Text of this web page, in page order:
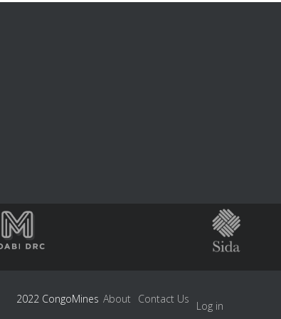
2022 CongoMines About Contact Us
Log in